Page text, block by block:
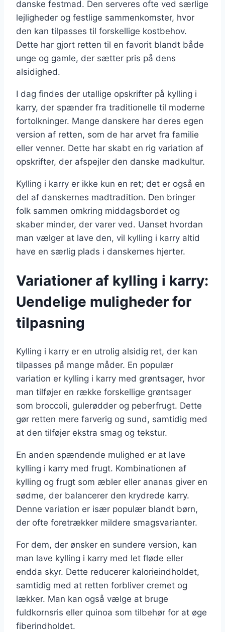
danske festmad. Den serveres ofte ved særlige
lejligheder og festlige sammenkomster, hvor
den kan tilpasses til forskellige kostbehov.
Dette har gjort retten til en favorit blandt både
unge og gamle, der sætter pris på dens
alsidighed.
I dag findes der utallige opskrifter på kylling i
karry, der spænder fra traditionelle til moderne
fortolkninger. Mange danskere har deres egen
version af retten, som de har arvet fra familie
eller venner. Dette har skabt en rig variation af
opskrifter, der afspejler den danske madkultur.
Kylling i karry er ikke kun en ret; det er også en
del af danskernes madtradition. Den bringer
folk sammen omkring middagsbordet og
skaber minder, der varer ved. Uanset hvordan
man vælger at lave den, vil kylling i karry altid
have en særlig plads i danskernes hjerter.
Variationer af kylling i karry:
Uendelige muligheder for
tilpasning
Kylling i karry er en utrolig alsidig ret, der kan
tilpasses på mange måder. En populær
variation er kylling i karry med grøntsager, hvor
man tilføjer en række forskellige grøntsager
som broccoli, gulerødder og peberfrugt. Dette
gør retten mere farverig og sund, samtidig med
at den tilføjer ekstra smag og tekstur.
En anden spændende mulighed er at lave
kylling i karry med frugt. Kombinationen af
kylling og frugt som æbler eller ananas giver en
sødme, der balancerer den krydrede karry.
Denne variation er især populær blandt børn,
der ofte foretrækker mildere smagsvarianter.
For dem, der ønsker en sundere version, kan
man lave kylling i karry med let fløde eller
endda skyr. Dette reducerer kalorieindholdet,
samtidig med at retten forbliver cremet og
lækker. Man kan også vælge at bruge
fuldkornsris eller quinoa som tilbehør for at øge
fiberindholdet.